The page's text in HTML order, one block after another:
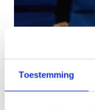
Toestemming